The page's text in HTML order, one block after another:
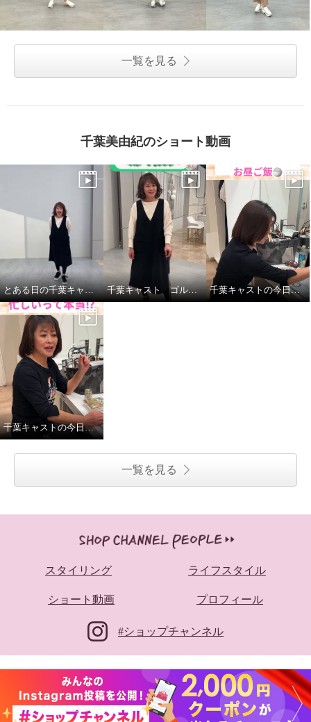
一覧を見る
千葉美由紀のショート動画
とある日の千葉キャストの私服紹介 千葉キャスト ゴルフに挑戦！ 千葉キャストの今日の昼ごはん
千葉キャストの今日の一日
一覧を見る
スタイリング ライフスタイル
ショート動画 プロフィール
#ショップチャンネル